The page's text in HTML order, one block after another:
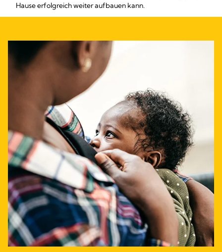
Hause erfolgreich weiter aufbauen kann.